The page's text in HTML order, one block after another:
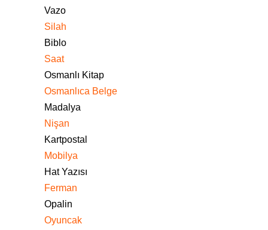
Vazo
Silah
Biblo
Saat
Osmanlı Kitap
Osmanlıca Belge
Madalya
Nişan
Kartpostal
Mobilya
Hat Yazısı
Ferman
Opalin
Oyuncak